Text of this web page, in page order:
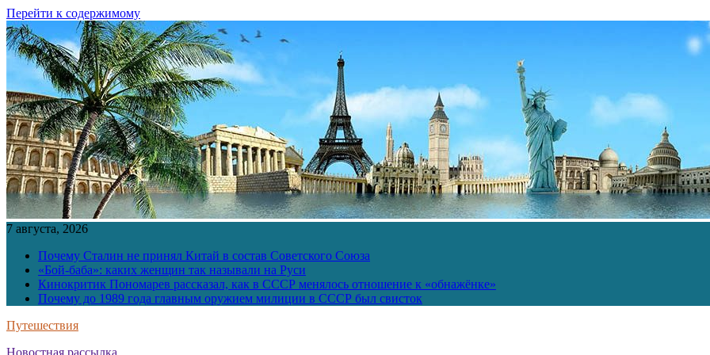
Перейти к содержимому
7 августа, 2026
Почему Сталин не принял Китай в состав Советского Союза
«Бой-баба»: каких женщин так называли на Руси
Кинокритик Пономарев рассказал, как в СССР менялось отношение к «обнажёнке»
Почему до 1989 года главным оружием милиции в СССР был свисток
Путешествия
Новостная рассылка